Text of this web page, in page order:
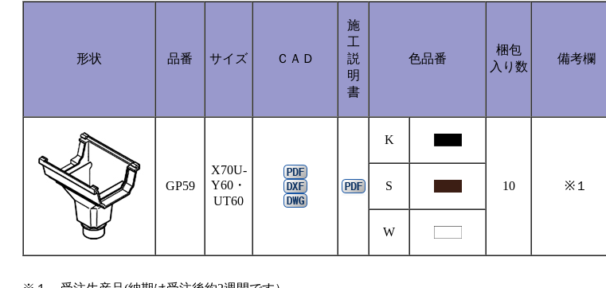
形状 品番 サイズ ＣＡＤ
施
工
説
明
書
色品番
梱包
入り数
備考欄
GP59
X70U-
Y60・
UT60
K
10 ※１
S
W